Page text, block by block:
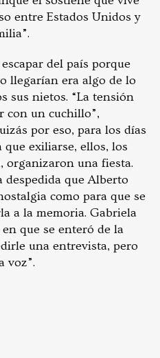
entre Estados Unidos y
del país porque
llegarían era algo de lo
sus nietos. “La tensión
con un cuchillo”,
por eso, para los días
que exiliarse, ellos, los
organizaron una fiesta.
que Alberto
como para que se
a la memoria. Gabriela
que se enteró de la
una entrevista, pero
voz”.